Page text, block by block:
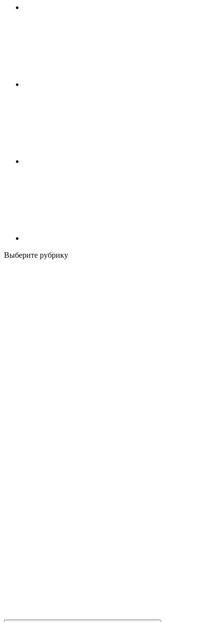
Выберите рубрику